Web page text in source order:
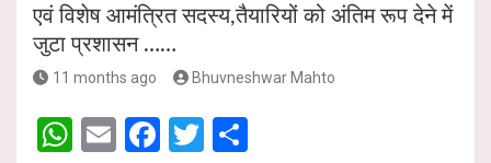
एवं विशेष आमंत्रित सदस्य,तैयारियों को अंतिम रूप देने में
जुटा प्रशासन ……
11 months ago Bhuvneshwar Mahto
W E
F
T